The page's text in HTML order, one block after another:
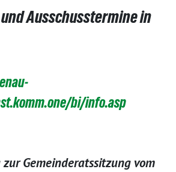
Ausschusstermine in
bi/info.asp
Gemeinderatssitzung vom